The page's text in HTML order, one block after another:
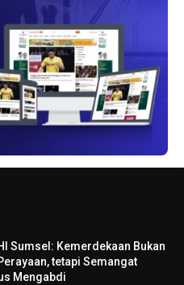
Sumsel: Kemerdekaan Bukan
tetapi Semangat
Mengabdi